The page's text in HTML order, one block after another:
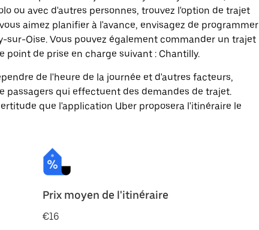
ou avec d'autres personnes, trouvez l'option de trajet
aimez planifier à l'avance, envisagez de programmer
sur-Oise. Vous pouvez également commander un trajet
point de prise en charge suivant : Chantilly.
de l'heure de la journée et d'autres facteurs,
passagers qui effectuent des demandes de trajet.
que l'application Uber proposera l'itinéraire le
Prix moyen de l'itinéraire
€16